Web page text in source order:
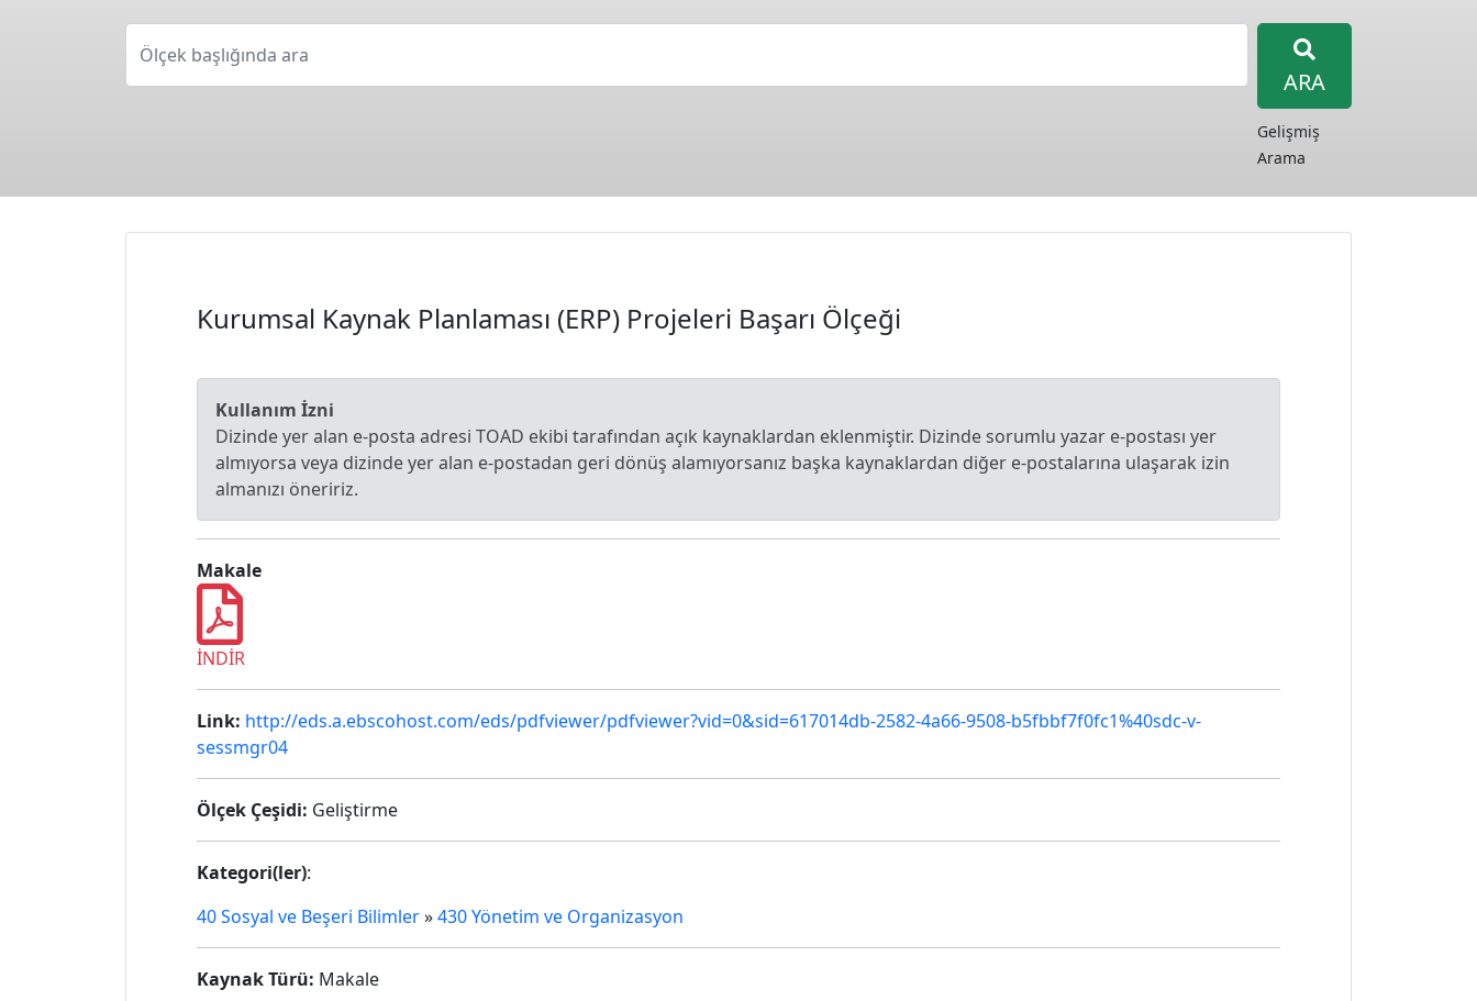
Ölçek başlığında ara
ARA
Gelişmiş
Arama
Kurumsal Kaynak Planlaması (ERP) Projeleri Başarı Ölçeği
Kullanım İzni
Dizinde yer alan e-posta adresi TOAD ekibi tarafından açık kaynaklardan eklenmiştir. Dizinde sorumlu yazar e-postası yer
almıyorsa veya dizinde yer alan e-postadan geri dönüş alamıyorsanız başka kaynaklardan diğer e-postalarına ulaşarak izin
almanızı öneririz.
Makale
İNDİR
Link: http://eds.a.ebscohost.com/eds/pdfviewer/pdfviewer?vid=0&sid=617014db-2582-4a66-9508-b5fbbf7f0fc1%40sdc-v-
sessmgr04
Ölçek Çeşidi: Geliştirme
Kategori(ler):
40 Sosyal ve Beşeri Bilimler»430 Yönetim ve Organizasyon
Kaynak Türü: Makale